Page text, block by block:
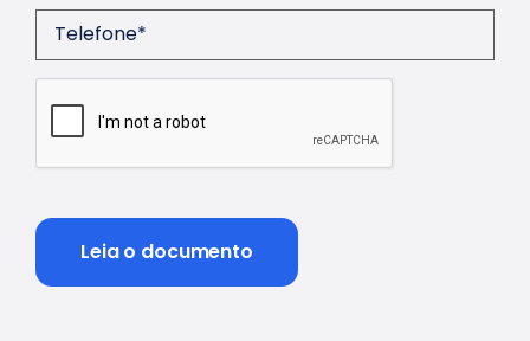
Leia o documento